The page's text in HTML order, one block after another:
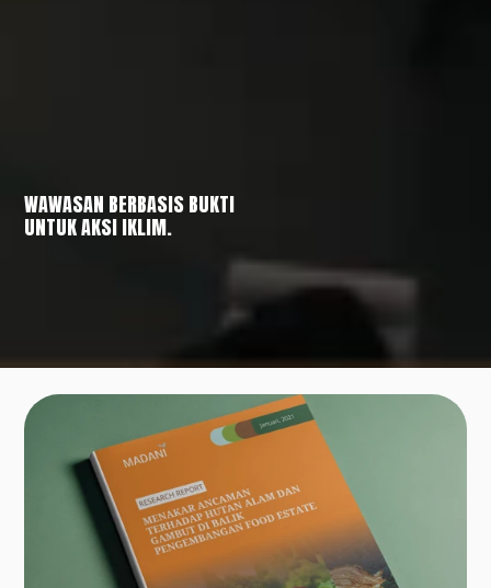
WAWASAN BERBASIS BUKTI
UNTUK AKSI IKLIM.